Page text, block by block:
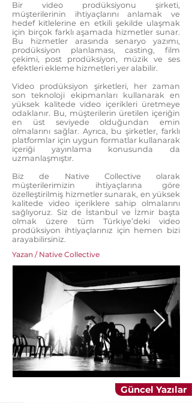
Bir video prodüksiyonu şirketi,
müşterilerinin ihtiyaçlarını anlamak ve
hedef kitlelerine en etkili şekilde ulaşmak
için birçok farklı aşamada hizmetler sunar.
Bu hizmetler arasında senaryo yazımı,
prodüksiyon planlaması, casting, film
çekimi, post prodüksiyon, müzik ve ses
efektleri ekleme hizmetleri yer alabilir.
Video prodüksiyon şirketleri, her zaman
son teknoloji ekipmanları kullanarak en
yüksek kalitede video içerikleri üretmeye
odaklanır. Bu, müşterilerin üretilen içeriğin
en üst seviyede olduğundan emin
olmalarını sağlar. Ayrıca, bu şirketler, farklı
platformlar için uygun formatlar kullanarak
içeriği yayınlama konusunda da
uzmanlaşmıştır.
Biz de Native Collective olarak
müşterilerimizin ihtiyaçlarına göre
özelleştirilmiş hizmetler sunarak, en yüksek
kalitede video içeriklere sahip olmalarını
sağlıyoruz. Siz de İstanbul ve İzmir başta
olmak üzere tüm Türkiye’deki video
prodüksiyon ihtiyaçlarınız için hemen bizi
arayabilirsiniz.
Yazan / Native Collective
Güncel Yazılar